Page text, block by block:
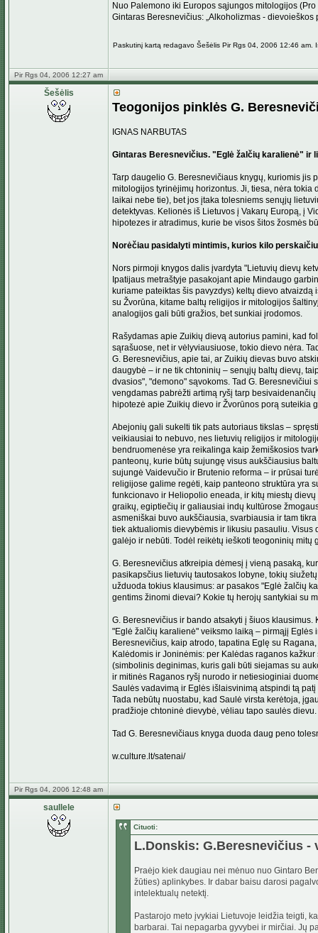
Nuo Palemono iki Europos sąjungos mitologijos (Pro
Gintaras Beresnevičius: „Alkoholizmas - dievoieškos
Paskutinį kartą redagavo Šešėlis Pir Rgs 04, 2006 12:46 am.
Pir Rgs 04, 2006 12:27 am
Šešėlis
Teogonijos pinklės G.
IGNAS NARBUTAS
Gintaras Beresnevičius. "Eglė žalčių karalienė" ir
Tarp daugelio G. Beresnevičiaus knygų, kuriomis
mitologijos tyrinėjimų horizontus. Ji, tiesa, nėra tokia
laikai nebe tie), bet jos įtaka tolesniems senųjų
detektyvas. Kelionės iš Lietuvos į Vakarų Europą, į
hipotezes ir atradimus, kurie be visos šitos žosmės
Norėčiau pasidalyti mintimis, kurios kilo
Nors pirmoji knygos dalis įvardyta "Lietuvių dievų
Ipatijaus metraštyje pasakojant apie Mindaugo
kuriame pateiktas šis pavyzdys) keltų dievo
su Žvorūna, kitame baltų religijos ir mitologijos
analogijos gali būti gražios, bet sunkiai įrodomos.
Rašydamas apie Zuikių dievą autorius pamini, kad
sąrašuose, net ir vėlyviausiuose, tokio dievo nėra.
G. Beresnevičius, apie tai, ar Zuikių dievas buvo
daugybė – ir ne tik chtoninių – senųjų baltų dievų,
dvasios", "demono" sąvokoms. Tad G.
vengdamas pabrėžti artimą ryšį tarp
hipotezė apie Zuikių dievo ir Žvorūnos porą
Abejonių gali sukelti tik pats autoriaus tikslas –
veikiausiai to nebuvo, nes lietuvių religijos ir
bendruomenėse yra reikalinga kaip žemiškosios
panteonų, kurie būtų sujungę visus aukščiausius
sujungė Vaidevučio ir Brutenio reforma – ir prūsai
religijose galime regėti, kaip panteono struktūra yra
funkcionavo ir Heliopolio eneada, ir kitų miestų
graikų, egiptiečių ir galiausiai indų kultūrose
asmeniškai buvo aukščiausia, svarbiausia ir tam
tiek aktualiomis dievybėmis ir likusiu pasauliu.
galėjo ir nebūti. Todėl reikėtų ieškoti teogoninių mitų
G. Beresnevičius atkreipia dėmesį į vieną pasaką,
pasikapsčius lietuvių tautosakos lobyne, tokių
užduoda tokius klausimus: ar pasakos "Eglė žalčių
gentims žinomi dievai? Kokie tų herojų santykiai su
G. Beresnevičius ir bando atsakyti į šiuos
"Eglė žalčių karalienė" veiksmo laiką – pirmąjį Eglės
Beresnevičius, kaip atrodo, tapatina Eglę su
Kalėdomis ir Joninėmis: per Kalėdas raganos
(simbolinis deginimas, kuris gali būti siejamas su
ir mitinės Raganos ryšį nurodo ir netiesioginiai
Saulės vadavimą ir Eglės išlaisvinimą atspindi tą
Tada nebūtų nuostabu, kad Saulė virsta kerėtoja,
pradžioje chtoninė dievybė, vėliau tapo saulės dievu.
Tad G. Beresnevičiaus knyga duoda daug peno
w.culture.lt/satenai/
Pir Rgs 04, 2006 12:48 am
saullele
Cituoti:
L.Donskis: G.Beresnevičius -
Praėjo kiek daugiau nei mėnuo nuo Gintaro
žūties) aplinkybes. Ir dabar baisu darosi
intelektualų netektį.
Pastarojo meto įvykiai Lietuvoje leidžia teigti,
barbarai. Tai nepagarba gyvybei ir mirčiai. Jų